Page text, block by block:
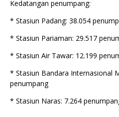
Kedatangan penumpang:
* Stasiun Padang: 38.054
* Stasiun Pariaman: 29.517
* Stasiun Air Tawar: 12.199
* Stasiun Bandara Internasional
penumpang
* Stasiun Naras: 7.264